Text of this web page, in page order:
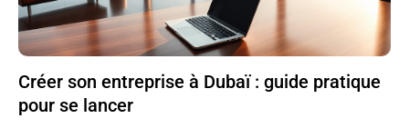
Créer son entreprise à Dubaï : guide pratique
pour se lancer